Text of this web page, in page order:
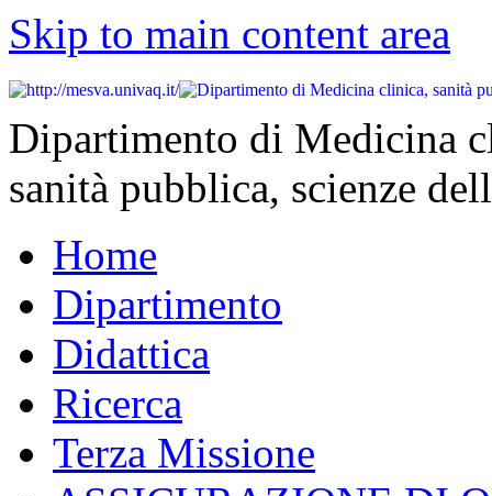
Skip to main content area
Dipartimento di Medicina
sanità pubblica, scienze
Home
Dipartimento
Didattica
Ricerca
Terza Missione